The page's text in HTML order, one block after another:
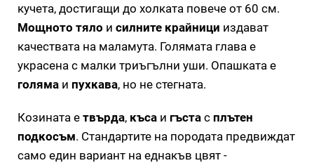
кучета, достигащи до холката повече от 60 см.
Мощното тяло и силните крайници издават
качествата на маламута. Голямата глава е
украсена с малки триъгълни уши. Опашката е
голяма и пухкава, но не стегната.
Козината е твърда, къса и гъста с плътен
подкосъм. Стандартите на породата предвиждат
само един вариант на еднакъв цвят -